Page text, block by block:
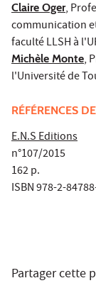
Claire Oger,
communication
faculté LLSH à
Michèle Monte,
l'Université de
RÉFÉRENCES
E.N.S Editions
n°107/2015
162 p.
ISBN 978-2-
Partager cette